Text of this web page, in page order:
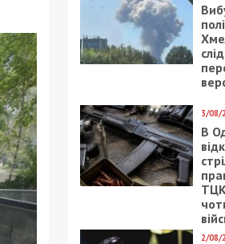
3/08/
В
2/08/